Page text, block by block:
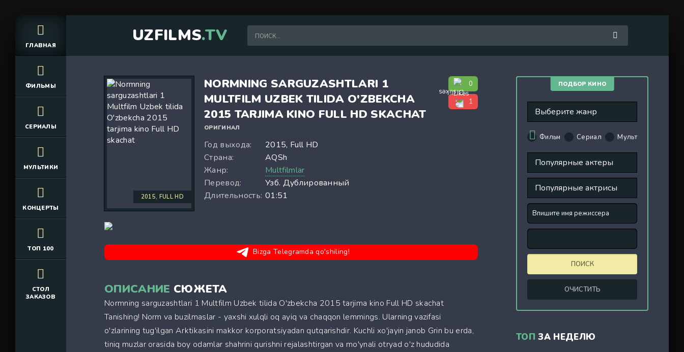
UZFILMS.TV
ГЛАВНАЯ
ФИЛЬМЫ
СЕРИАЛЫ
МУЛЬТИКИ
КОНЦЕРТЫ
ТОП 100
СТОЛ
ЗАКАЗОВ
2015, FULL HD
NORMNING SARGUZASHTLARI 1
MULTFILM UZBEK TILIDA O'ZBEKCHA
2015 TARJIMA KINO FULL HD SKACHAT
ОРИГИНАЛ
0
1
Год выхода:
2015, Full HD
Страна:
AQSh
Жанр:
Multfilmlar
Перевод:
Узб. Дублированный
Длительность: 01:51
Bizga Telegramda qo'shiling!
ОПИСАНИЕ СЮЖЕТА
Normning sarguzashtlari 1 Multfilm Uzbek tilida O'zbekcha 2015 tarjima kino Full HD skachat
Tanishing! Norm va buzilmaslar - yaxshi xulqli oq ayiq va chaqqon lemmings. Ularning vazifasi
o'zlarining tug'ilgan Arktikasini makkor korporatsiyadan qutqarishdir. Kuchli xo'jayin janob Grin bu erda,
tiniq muzlar orasida boy odamlar shahrini qurishni rejalashtirgan va mo'ynali otryad o'z hududida
ПОДБОР КИНО
Фильм Сериал Мульт
ТОП ЗА НЕДЕЛЮ